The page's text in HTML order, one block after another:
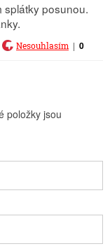
splátky posunou.
Nesouhlasím | 0
položky jsou